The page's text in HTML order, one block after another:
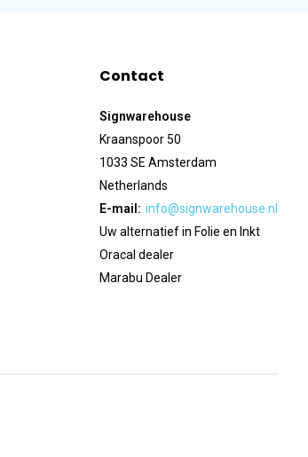
Contact
Signwarehouse
Kraanspoor 50
1033 SE Amsterdam
Netherlands
E-mail: info@signwarehouse.nl
Uw alternatief in Folie en Inkt
Oracal dealer
Marabu Dealer